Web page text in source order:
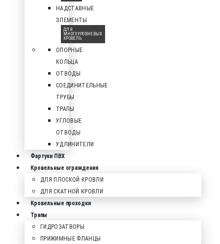
НАДСТАВНЫЕ
ЭЛЕМЕНТЫ
ДЛЯ
МНОГОУРОВНЕВЫХ
КРОВЕЛЬ
ОПОРНЫЕ
КОЛЬЦА
ОТВОДЫ
СОЕДИНИТЕЛЬНЫЕ
ТРУБЫ
ТРАПЫ
УГЛОВЫЕ
ОТВОДЫ
УДЛИНИТЕЛИ
Фартуки ПВХ
Кровельные ограждения
ДЛЯ ПЛОСКОЙ КРОВЛИ
ДЛЯ СКАТНОЙ КРОВЛИ
Кровельные проходки
Трапы
ГИДРОЗАТВОРЫ
ПРИЖИМНЫЕ ФЛАНЦЫ